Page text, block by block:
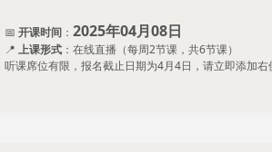
📅 开课时间 ： 2025年04月08日
📍 上课形式 ：在线直播（每周2节课，共6节课）
听课席位有限，报名截止日期为4月4日，请立即添加